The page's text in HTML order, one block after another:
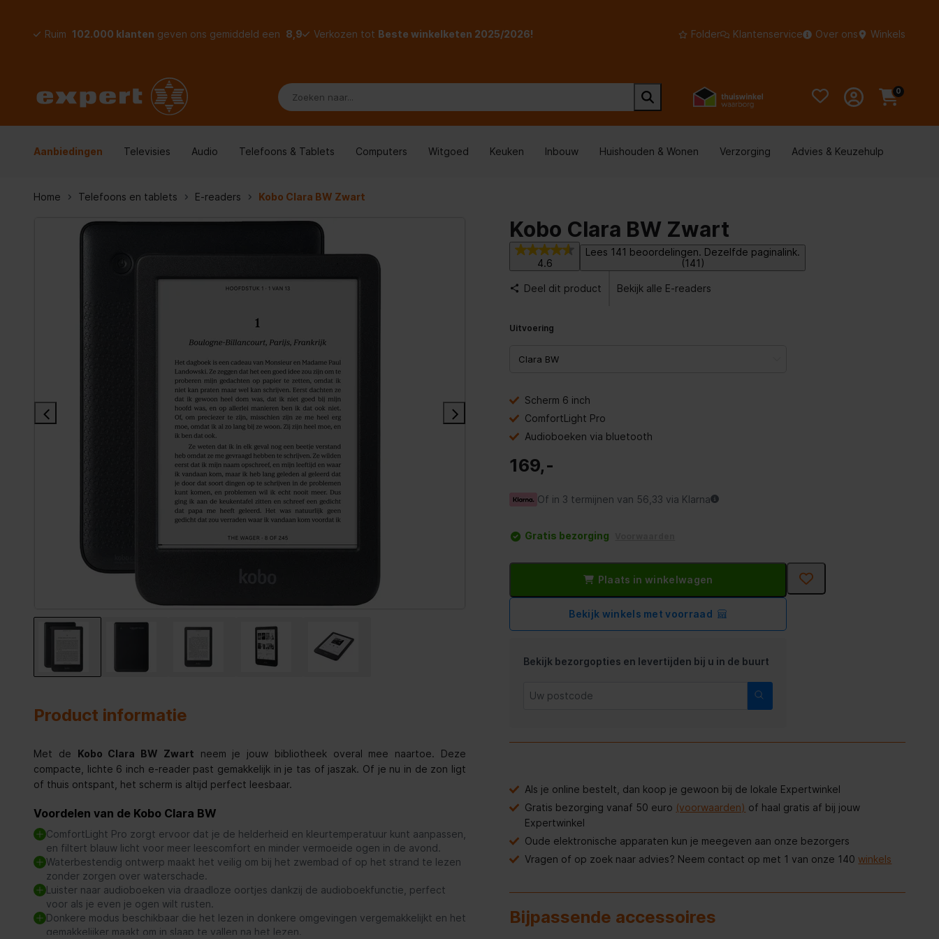
Ruim 102.000 klanten geven ons gemiddeld een 8,9 Verkozen tot Beste winkelketen 2025/2026! Folder Klantenservice Over ons Winkels
0
Aanbiedingen Televisies Audio Telefoons & Tablets Computers Witgoed Keuken Inbouw Huishouden & Wonen Verzorging Advies & Keuzehulp
Home Telefoons en tablets E-readers Kobo Clara BW Zwart
Product informatie
Met de Kobo Clara BW Zwart neem je jouw bibliotheek overal mee naartoe. Deze
compacte, lichte 6 inch e-reader past gemakkelijk in je tas of jaszak. Of je nu in de zon ligt
of thuis ontspant, het scherm is altijd perfect leesbaar.
Voordelen van de Kobo Clara BW
ComfortLight Pro zorgt ervoor dat je de helderheid en kleurtemperatuur kunt aanpassen,
en filtert blauw licht voor meer leescomfort en minder vermoeide ogen in de avond.
Waterbestendig ontwerp maakt het veilig om bij het zwembad of op het strand te lezen
zonder zorgen over waterschade.
Luister naar audioboeken via draadloze oortjes dankzij de audioboekfunctie, perfect
voor als je even je ogen wilt rusten.
Donkere modus beschikbaar die het lezen in donkere omgevingen vergemakkelijkt en het
gemakkelijker maakt om in slaap te vallen na het lezen.
Kobo Clara BW Zwart
4.6
Lees 141 beoordelingen. Dezelfde paginalink.
(141)
Deel dit product Bekijk alle E-readers
Uitvoering
Scherm 6 inch
ComfortLight Pro
Audioboeken via bluetooth
169,-
Of in 3 termijnen van 56,33 via Klarna
Gratis bezorging
Plaats in winkelwagen
Bekijk winkels met voorraad
Bekijk bezorgopties en levertijden bij u in de buurt
Als je online bestelt, dan koop je gewoon bij de lokale Expertwinkel
Gratis bezorging vanaf 50 euro (voorwaarden) of haal gratis af bij jouw
Expertwinkel
Oude elektronische apparaten kun je meegeven aan onze bezorgers
Vragen of op zoek naar advies? Neem contact op met 1 van onze 140 winkels
Bijpassende accessoires